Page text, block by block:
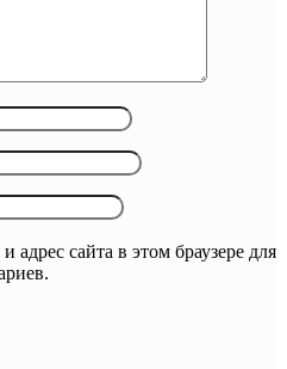
адрес сайта в этом браузере для